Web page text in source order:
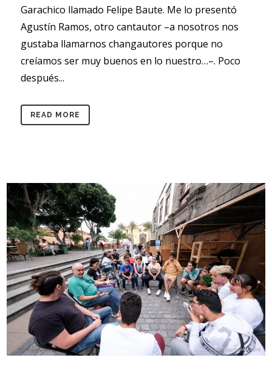
Garachico llamado Felipe Baute. Me lo presentó
Agustín Ramos, otro cantautor –a nosotros nos
gustaba llamarnos changautores porque no
creíamos ser muy buenos en lo nuestro…–. Poco
después...
READ MORE